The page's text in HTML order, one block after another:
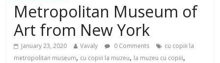
Metropolitan Museum of
Art from New York
January 23, 2020 Vavaly 0 Comments
cu copiii la
metropolitan museum, cu copiii la muzeu, la muzeu cu copiii,